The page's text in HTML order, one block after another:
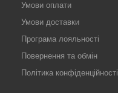
Умови оплати
Умови доставки
Програма лояльності
Повернення та обмін
Політика конфіденційності